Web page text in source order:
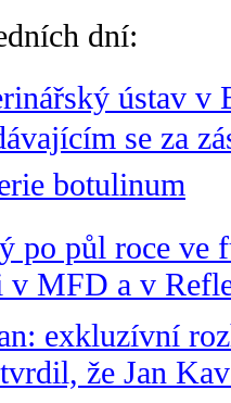
dní:
ústav v
se za
botulinum
po půl roce
v MFD a v
exkluzívní
že Jan